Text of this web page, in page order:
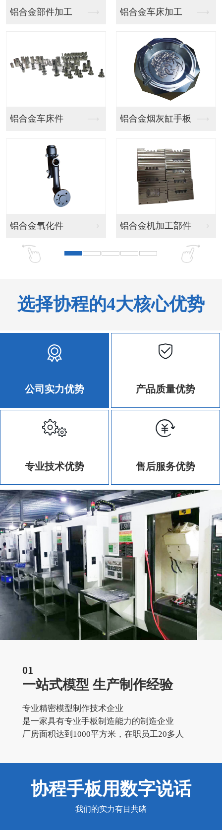
SLA手板 SLA手板
汽车灯手板 汽车模型手板
汽车模型手板 客车手板模型
选择协程的4大核心优势
公司实力优势 产品质量优势
专业技术优势 售后服务优势
01
一站式模型 生产制作经验
专业精密模型制作技术企业
是一家具有专业手板制造能力的制造企业
厂房面积达到1000平方米，在职员工20多人
协程手板用数字说话
我们的实力有目共睹